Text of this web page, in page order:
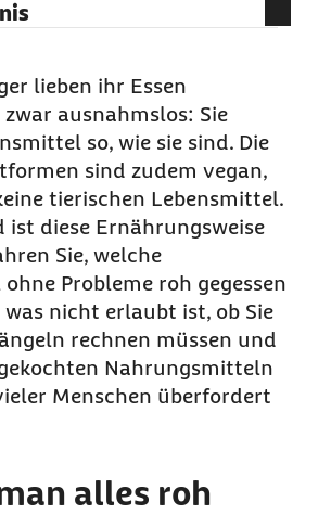
Blähungen?
ist gut für den Körper?
lieben ihr Essen
ausnahmslos: Sie
so, wie sie sind. Die
sind zudem vegan,
tierischen Lebensmittel.
ist diese Ernährungsweise
Sie, welche
Probleme roh gegessen
nicht erlaubt ist, ob Sie
rechnen müssen und
Nahrungsmitteln
Menschen überfordert
alles roh